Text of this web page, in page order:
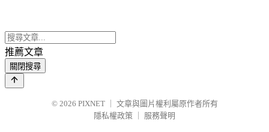
推薦文章
關閉搜尋
© 2026 PIXNET
文章與圖片權利屬原作者所有
隱私權政策
服務聲明